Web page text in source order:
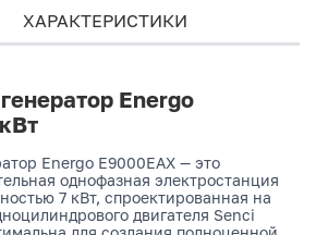
ХАРАКТЕРИСТИКИ
Energo
Energo E9000EAX — это
однофазная электростанция
7 кВт, спроектированная на
двигателя Senci